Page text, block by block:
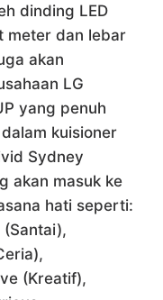
dinding LED
meter dan lebar
akan
LG
yang penuh
kuisioner
Sydney
akan masuk ke
hati seperti:
(Kreatif),